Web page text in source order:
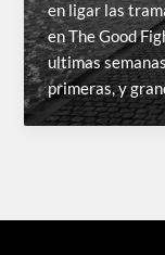
en ligar las
en The Good
ultimas
primeras, y